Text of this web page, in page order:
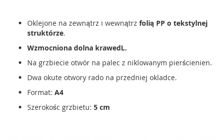
Oklejone na zewnątrz i wewnątrz folią PP o tekstylnej
struktórze.
Wzmocniona dolna krawedL.
Na grzbiecie otwór na palec z niklowanym pierścienien.
Dwa okute otwory rado na przedniej okladce.
Format: A4
Szerokośc grzbietu: 5 cm